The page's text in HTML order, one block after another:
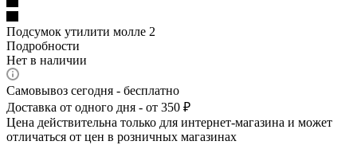
Подсумок утилити молле 2
Подробности
Нет в наличии
Самовывоз сегодня - бесплатно
Доставка от одного дня - от 350 ₽
Цена действительна только для интернет-магазина и может
отличаться от цен в розничных магазинах